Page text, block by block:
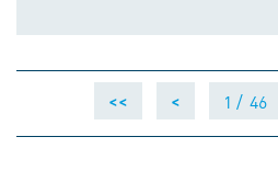
<< < 1 / 46